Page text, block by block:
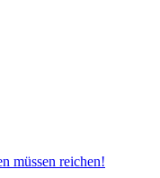
müssen reichen!